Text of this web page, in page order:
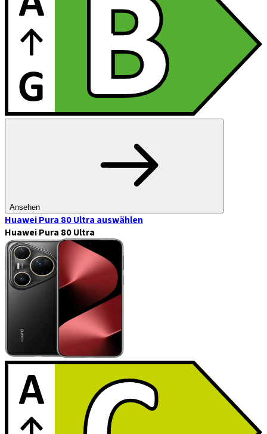
Ansehen
Huawei Pura 80 Ultra auswählen
Huawei Pura 80 Ultra